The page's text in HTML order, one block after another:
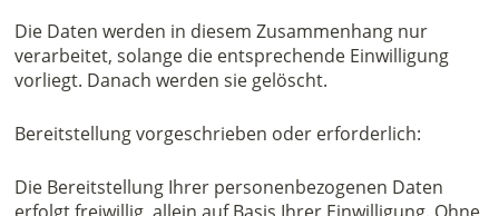
Die Daten werden in diesem Zusammenhang nur
verarbeitet, solange die entsprechende Einwilligung
vorliegt. Danach werden sie gelöscht.
Bereitstellung vorgeschrieben oder erforderlich:
Die Bereitstellung Ihrer personenbezogenen Daten